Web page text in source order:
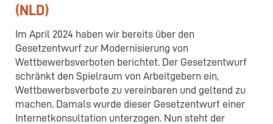
(NLD)
Im April 2024 haben wir bereits über den
Gesetzentwurf zur Modernisierung von
Wettbewerbsverboten berichtet. Der Gesetzentwurf
schränkt den Spielraum von Arbeitgebern ein,
Wettbewerbsverbote zu vereinbaren und geltend zu
machen. Damals wurde dieser Gesetzentwurf einer
Internetkonsultation unterzogen. Nun steht der